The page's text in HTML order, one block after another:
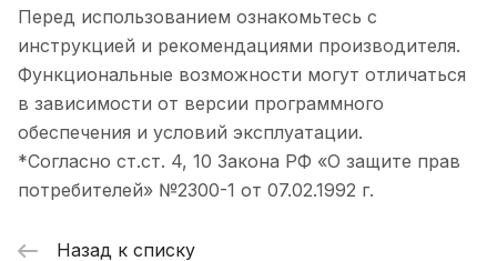
Перед использованием ознакомьтесь с
инструкцией и рекомендациями производителя.
Функциональные возможности могут отличаться
в зависимости от версии программного
обеспечения и условий эксплуатации.
*Согласно ст.ст. 4, 10 Закона РФ «О защите прав
потребителей» №2300-1 от 07.02.1992 г.
Назад к списку